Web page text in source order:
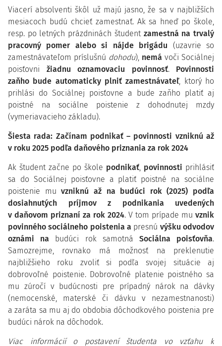
Viacerí absolventi škôl už majú jasno, že sa v najbližších
mesiacoch budú chcieť zamestnať. Ak sa hneď po škole,
resp. po letných prázdninách študent zamestná na trvalý
pracovný pomer alebo si nájde brigádu (uzavrie so
zamestnávateľom príslušnú dohodu), nemá voči Sociálnej
poisťovni žiadnu oznamovaciu povinnosť. Povinnosti
zaňho bude automaticky plniť zamestnávateľ, ktorý ho
prihlási do Sociálnej poisťovne a bude zaňho platiť aj
poistné na sociálne poistenie z dohodnutej mzdy
(vymeriavacieho základu).
Šiesta rada: Začínam podnikať – povinnosti vzniknú až
v roku 2025 podľa daňového priznania za rok 2024
Ak študent začne po škole podnikať, povinnosti prihlásiť
sa do Sociálnej poisťovne a platiť poistné na sociálne
poistenie muvzniknú až na budúci rok (2025) podľa
dosiahnutých príjmov z podnikania uvedených
v daňovom priznaní za rok 2024. V tom prípade mu vznik
povinného sociálneho poistenia a presnú výšku odvodov
oznámi na budúci rok samotná Sociálna poisťovňa.
Samozrejme, rovnako má možnosť na preklenutie
najbližšieho roku zvoliť si podľa svojej situácie aj
dobrovoľné poistenie. Dobrovoľné platenie poistného sa
mu zúročí v budúcnosti pre prípadný nárok na dávky
(nemocenské, materské či dávku v nezamestnanosti)
a zaráta sa mu aj do obdobia dôchodkového poistenia pre
budúci nárok na dôchodok.
Viac informácií o postavení študenta vo vzťahu k